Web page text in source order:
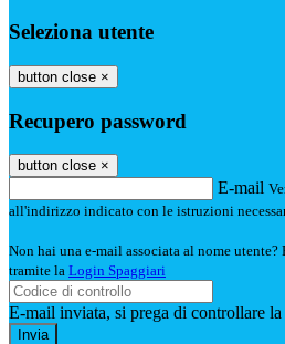
Seleziona utente
button close ×
Recupero password
button close ×
E-mail
all'indirizzo indicato con le istruzioni
Non hai una e-mail associata al nome
tramite la Login Spaggiari
E-mail inviata, si prega di controllare